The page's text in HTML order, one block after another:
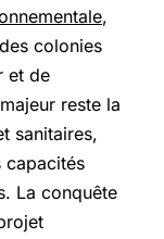
,
colonies
et de
reste la
sanitaires,
capacités
La conquête